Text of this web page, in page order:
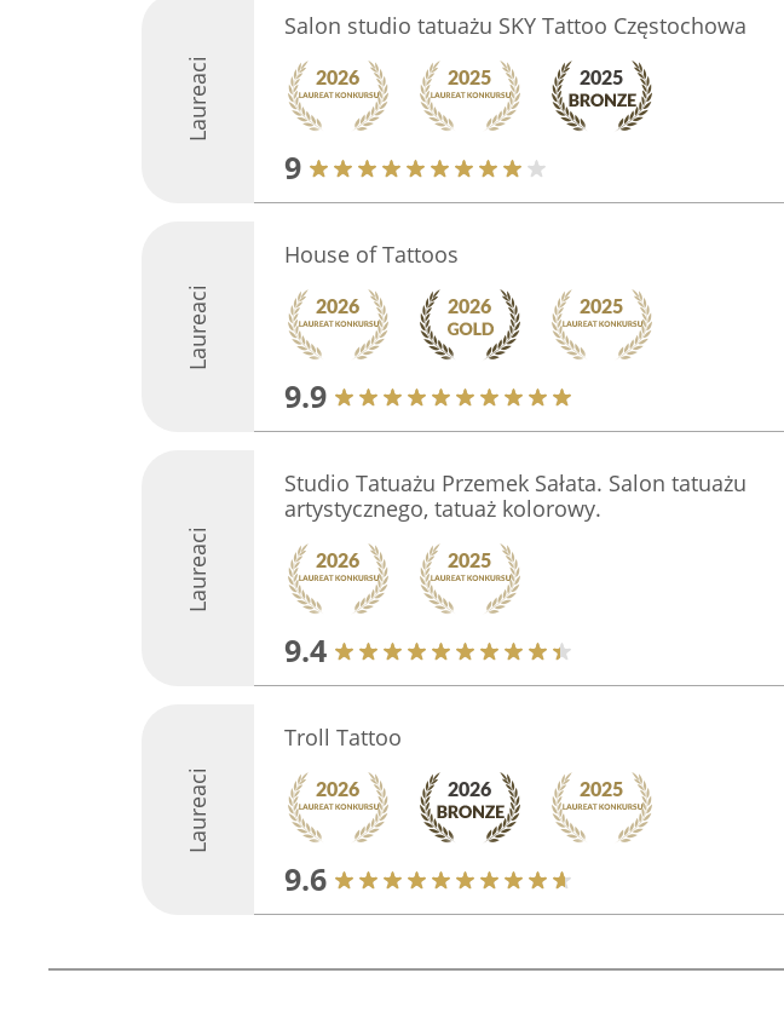
Laureaci
Salon studio tatuażu SKY Tattoo Częstochowa
9
Laureaci
House of Tattoos
9.9
Laureaci
Studio Tatuażu Przemek Sałata. Salon tatuażu
artystycznego, tatuaż kolorowy.
9.4
Laureaci
Troll Tattoo
9.6